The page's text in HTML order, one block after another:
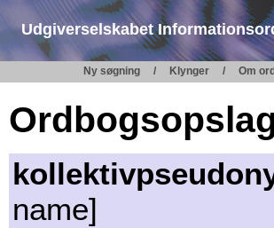
Udgiverselskabet
Ny søgning Klynger Om
name]